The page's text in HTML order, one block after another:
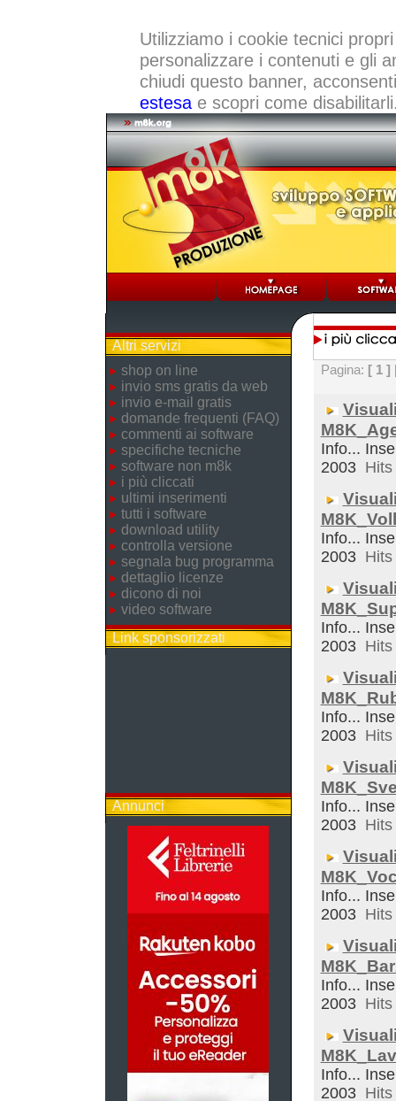
Utilizziamo i cookie tecnici
personalizzare i contenuti e gli
chiudi questo banner,
estesae scopri come
Altri servizi
shop on line
invio sms gratis da web
invio e-mail gratis
domande frequenti (FAQ)
commenti ai software
specifiche tecniche
software non m8k
i più cliccati
ultimi inserimenti
tutti i software
download utility
controlla versione
segnala bug programma
dettaglio licenze
dicono di noi
video software
Link sponsorizzati
Annunci
Pagina: [ 1 ]
Info...
2003
Info...
2003
Info...
2003
Info...
2003
Info...
2003
Info...
2003
Info...
2003
Info...
2003